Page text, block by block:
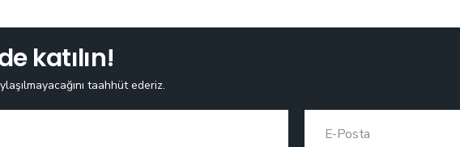
katılın!
taahhüt ederiz.